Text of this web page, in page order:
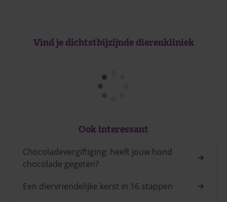
Vind je dichtstbijzijnde dierenkliniek
Ook interessant
Chocoladevergiftiging: heeft jouw hond
chocolade gegeten?
Een diervriendelijke kerst in 16 stappen